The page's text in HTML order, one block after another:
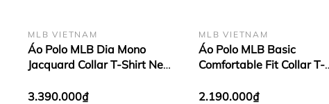
MLB VIETNAM
Áo Polo MLB Dia Mono
Jacquard Collar T-Shirt New
3.390.000₫
MLB VIETNAM
Áo Polo MLB Basic
Comfortable Fit Collar T-
Ivory
2.190.000₫